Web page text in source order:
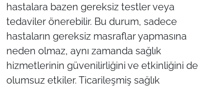
hastalara bazen gereksiz testler veya
tedaviler önerebilir. Bu durum, sadece
hastaların gereksiz masraflar yapmasına
neden olmaz, aynı zamanda sağlık
hizmetlerinin güvenilirliğini ve etkinliğini de
olumsuz etkiler. Ticarileşmiş sağlık